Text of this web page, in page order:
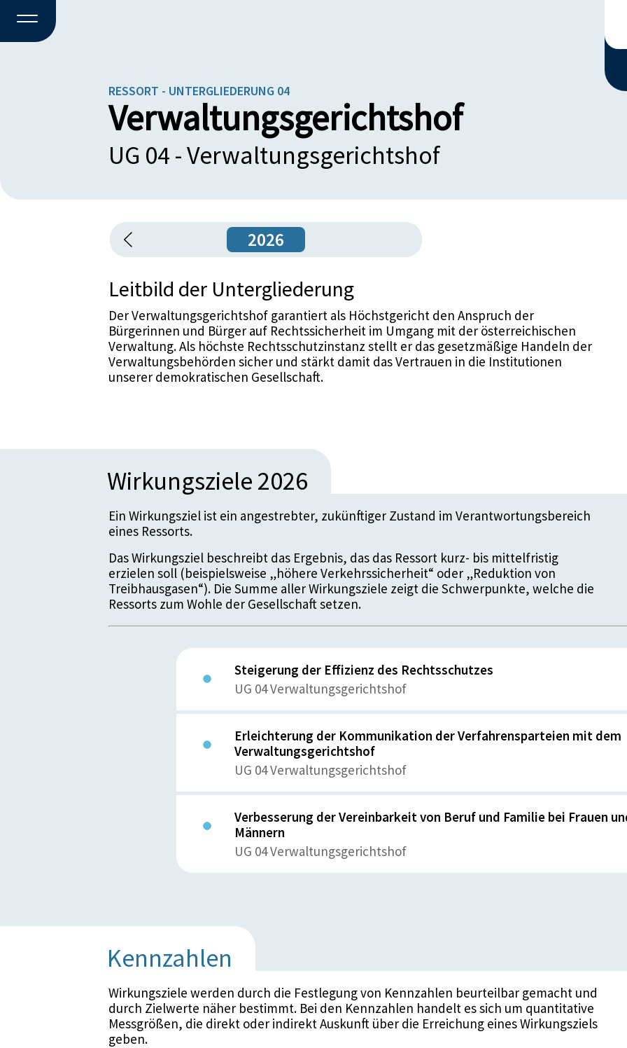
RESSORT - UNTERGLIEDERUNG 04
Verwaltungsgerichtshof
UG 04 - Verwaltungsgerichtshof
2026
Leitbild der Untergliederung
Der Verwaltungsgerichtshof garantiert als Höchstgericht den Anspruch der
Bürgerinnen und Bürger auf Rechtssicherheit im Umgang mit der österreichischen
Verwaltung. Als höchste Rechtsschutzinstanz stellt er das gesetzmäßige Handeln der
Verwaltungsbehörden sicher und stärkt damit das Vertrauen in die Institutionen
unserer demokratischen Gesellschaft.
Wirkungsziele 2026
Ein Wirkungsziel ist ein angestrebter, zukünftiger Zustand im Verantwortungsbereich
eines Ressorts.
Das Wirkungsziel beschreibt das Ergebnis, das das Ressort kurz- bis mittelfristig
erzielen soll (beispielsweise „höhere Verkehrssicherheit“ oder „Reduktion von
Treibhausgasen“). Die Summe aller Wirkungsziele zeigt die Schwerpunkte, welche die
Ressorts zum Wohle der Gesellschaft setzen.
Steigerung der Effizienz des Rechtsschutzes
UG 04 Verwaltungsgerichtshof
Erleichterung der Kommunikation der Verfahrensparteien mit dem
Verwaltungsgerichtshof
UG 04 Verwaltungsgerichtshof
Verbesserung der Vereinbarkeit von Beruf und Familie bei Frauen
Männern
UG 04 Verwaltungsgerichtshof
Kennzahlen
Wirkungsziele werden durch die Festlegung von Kennzahlen beurteilbar gemacht und
durch Zielwerte näher bestimmt. Bei den Kennzahlen handelt es sich um quantitative
Messgrößen, die direkt oder indirekt Auskunft über die Erreichung eines Wirkungsziels
geben.